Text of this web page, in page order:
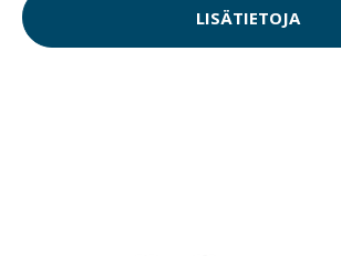
LISÄTIETOJA